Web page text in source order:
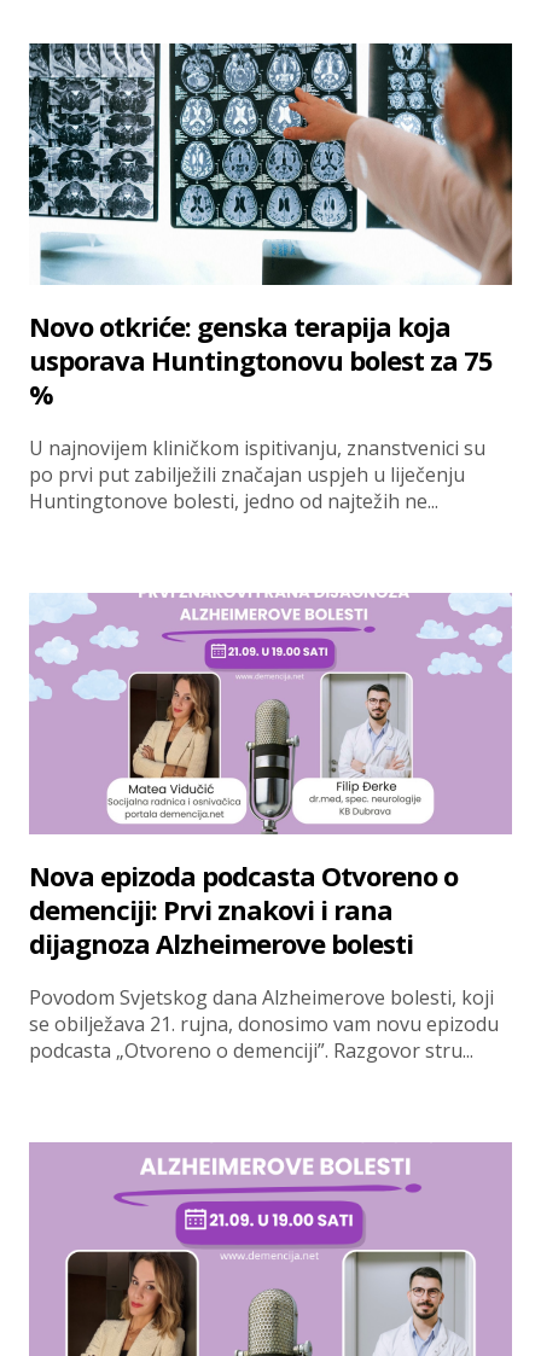
Novo otkriće: genska terapija koja
usporava Huntingtonovu bolest za 75
%
U najnovijem kliničkom ispitivanju, znanstvenici su
po prvi put zabilježili značajan uspjeh u liječenju
Huntingtonove bolesti, jedno od najtežih ne...
Nova epizoda podcasta Otvoreno o
demenciji: Prvi znakovi i rana
dijagnoza Alzheimerove bolesti
Povodom Svjetskog dana Alzheimerove bolesti, koji
se obilježava 21. rujna, donosimo vam novu epizodu
podcasta „Otvoreno o demenciji”. Razgovor stru...